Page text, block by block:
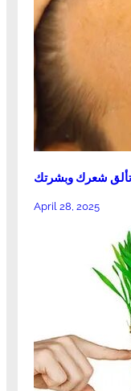
تألق شعرك وبشرتك
April 28, 2025